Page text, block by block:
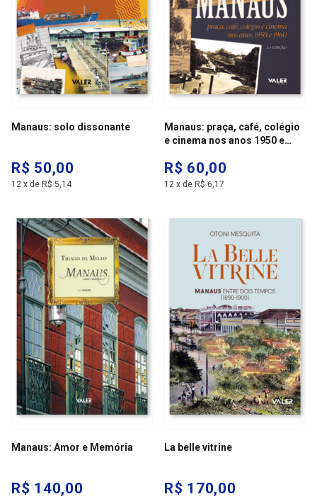
Manaus: solo dissonante
R$ 50,00
12 x de R$ 5,14
Manaus: praça, café, colégio
e cinema nos anos 1950 e
R$ 60,00
12 x de R$ 6,17
Manaus: Amor e Memória
R$ 140,00
La belle vitrine
R$ 170,00